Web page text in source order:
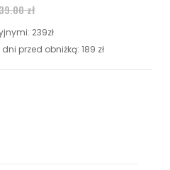
zł
239zł
przed obniżką: 189 zł